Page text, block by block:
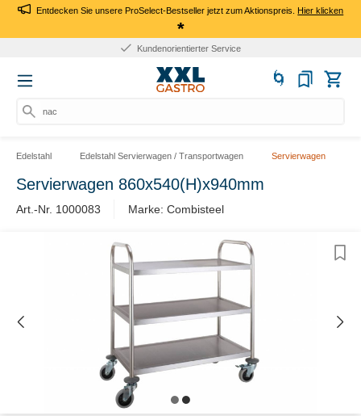
Entdecken Sie unsere ProSelect-Bestseller jetzt zum Aktionspreis.Hier klicken
*
Kundenorientierter Service
nach
Edelstahl Edelstahl Servierwagen / Transportwagen Servierwagen
Servierwagen 860x540(H)x940mm
Art.-Nr. 1000083 Marke: Combisteel